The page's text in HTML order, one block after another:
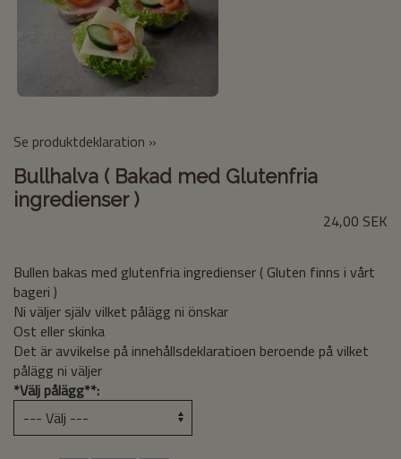
Se produktdeklaration »
Bullhalva ( Bakad med Glutenfria
ingredienser )
24,00 SEK
Bullen bakas med glutenfria ingredienser ( Gluten finns i vårt
bageri )
Ni väljer själv vilket pålägg ni önskar
Ost eller skinka
Det är avvikelse på innehållsdeklaratioen beroende på vilket
pålägg ni väljer
*Välj pålägg**: